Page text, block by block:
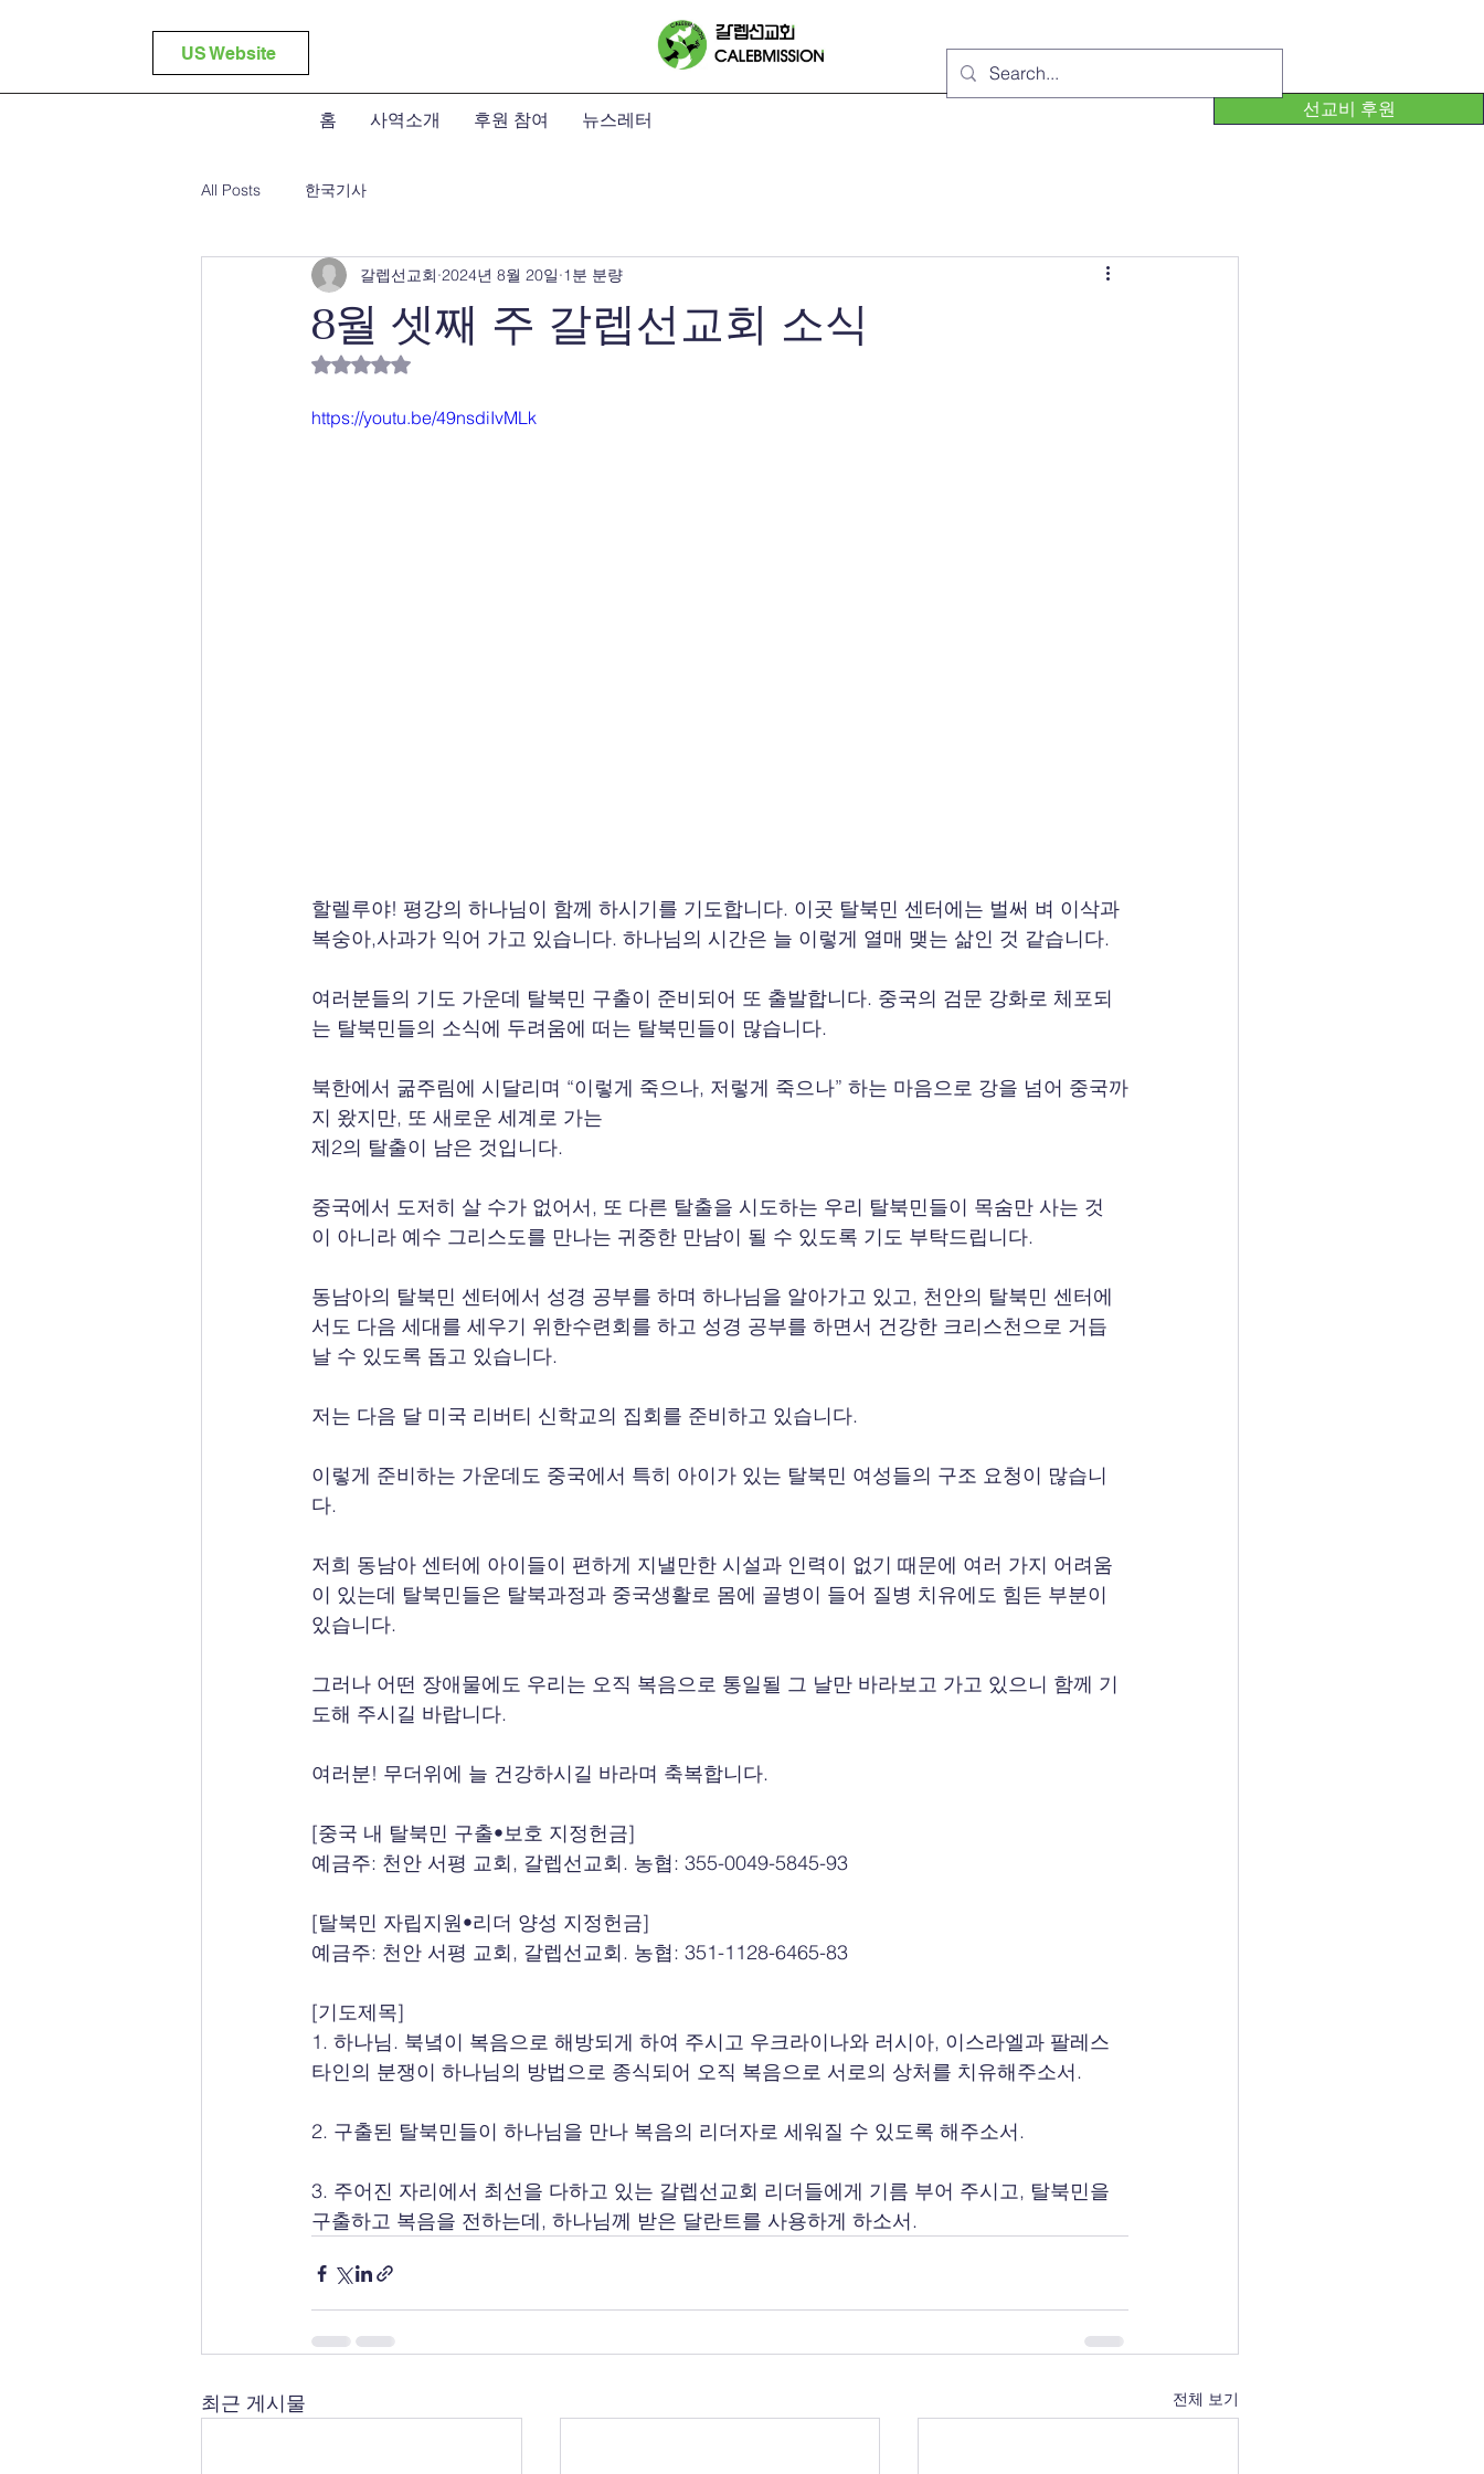
US Website
홈 사역소개 후원 참여 뉴스레터 선교비 후원
All Posts 한국기사
8월 셋째 주 갈렙선교회 소식
갈렙선교회 2024년 8월 20일 1분 분량
별점 5점 중 NaN점을 주었습니다.
https://youtu.be/49nsdiIvMLk
할렐루야! 평강의 하나님이 함께 하시기를 기도합니다. 이곳 탈북민 센터에는 벌써 벼 이삭과
복숭아,사과가 익어 가고 있습니다. 하나님의 시간은 늘 이렇게 열매 맺는 삶인 것 같습니다.
여러분들의 기도 가운데 탈북민 구출이 준비되어 또 출발합니다. 중국의 검문 강화로 체포되
는 탈북민들의 소식에 두려움에 떠는 탈북민들이 많습니다.
북한에서 굶주림에 시달리며 “이렇게 죽으나, 저렇게 죽으나” 하는 마음으로 강을 넘어 중국까
지 왔지만, 또 새로운 세계로 가는
제2의 탈출이 남은 것입니다.
중국에서 도저히 살 수가 없어서, 또 다른 탈출을 시도하는 우리 탈북민들이 목숨만 사는 것
이 아니라 예수 그리스도를 만나는 귀중한 만남이 될 수 있도록 기도 부탁드립니다.
동남아의 탈북민 센터에서 성경 공부를 하며 하나님을 알아가고 있고, 천안의 탈북민 센터에
서도 다음 세대를 세우기 위한수련회를 하고 성경 공부를 하면서 건강한 크리스천으로 거듭
날 수 있도록 돕고 있습니다.
저는 다음 달 미국 리버티 신학교의 집회를 준비하고 있습니다.
이렇게 준비하는 가운데도 중국에서 특히 아이가 있는 탈북민 여성들의 구조 요청이 많습니
다.
저희 동남아 센터에 아이들이 편하게 지낼만한 시설과 인력이 없기 때문에 여러 가지 어려움
이 있는데 탈북민들은 탈북과정과 중국생활로 몸에 골병이 들어 질병 치유에도 힘든 부분이
있습니다.
그러나 어떤 장애물에도 우리는 오직 복음으로 통일될 그 날만 바라보고 가고 있으니 함께 기
도해 주시길 바랍니다.
여러분! 무더위에 늘 건강하시길 바라며 축복합니다.
[중국 내 탈북민 구출•보호 지정헌금]
예금주: 천안 서평 교회, 갈렙선교회. 농협: 355-0049-5845-93
[탈북민 자립지원•리더 양성 지정헌금]
예금주: 천안 서평 교회, 갈렙선교회. 농협: 351-1128-6465-83
[기도제목]
1. 하나님. 북녘이 복음으로 해방되게 하여 주시고 우크라이나와 러시아, 이스라엘과 팔레스
타인의 분쟁이 하나님의 방법으로 종식되어 오직 복음으로 서로의 상처를 치유해주소서.
2. 구출된 탈북민들이 하나님을 만나 복음의 리더자로 세워질 수 있도록 해주소서.
3. 주어진 자리에서 최선을 다하고 있는 갈렙선교회 리더들에게 기름 부어 주시고, 탈북민을
구출하고 복음을 전하는데, 하나님께 받은 달란트를 사용하게 하소서.
최근 게시물 전체 보기